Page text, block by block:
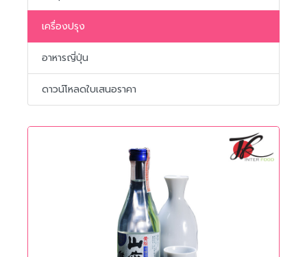
เครื่องปรุง
อาหารญี่ปุ่น
ดาวน์โหลดใบเสนอราคา